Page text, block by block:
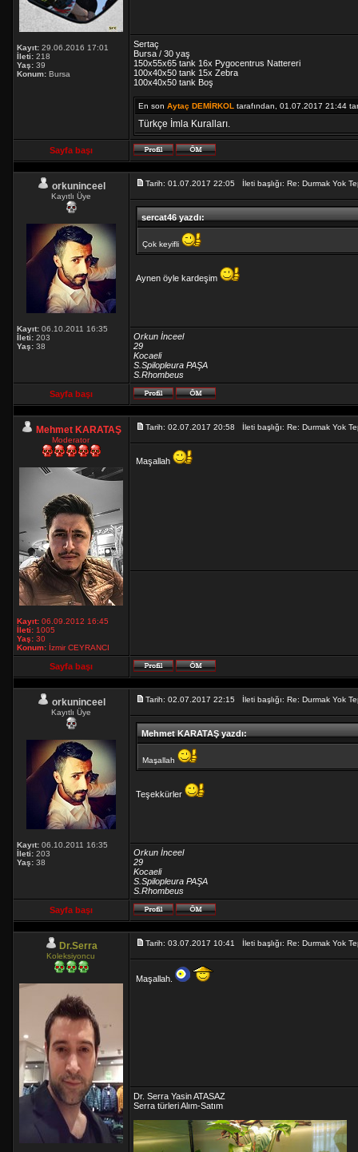
Kayıt: 29.06.2016 17:01
İleti: 218
Yaş: 39
Konum: Bursa
Sertaç
Bursa / 30 yaş
150x55x65 tank 16x Pygocentrus Nattereri
100x40x50 tank 15x Zebra
100x40x50 tank Boş
En son Aytaç DEMİRKOL tarafından, 01.07.2017 21:44
Türkçe İmla Kuralları.
Sayfa başı
orkuninceel
Kayıtlı Üye
Kayıt: 06.10.2011 16:35
İleti: 203
Yaş: 38
Tarih: 01.07.2017 22:05 İleti başlığı: Re: Durmak Yok
sercat46 yazdı:
Çok keyifli
Aynen öyle kardeşim
Orkun İnceel
29
Kocaeli
S.Spilopleura PAŞA
S.Rhombeus
Sayfa başı
Mehmet KARATAŞ
Moderator
Kayıt: 06.09.2012 16:45
İleti: 1005
Yaş: 30
Konum: İzmir CEYRANCI
Tarih: 02.07.2017 20:58 İleti başlığı: Re: Durmak Yok
Maşallah
Sayfa başı
orkuninceel
Kayıtlı Üye
Kayıt: 06.10.2011 16:35
İleti: 203
Yaş: 38
Tarih: 02.07.2017 22:15 İleti başlığı: Re: Durmak Yok
Mehmet KARATAŞ yazdı:
Maşallah
Teşekkürler
Orkun İnceel
29
Kocaeli
S.Spilopleura PAŞA
S.Rhombeus
Sayfa başı
Dr.Serra
Koleksiyoncu
Tarih: 03.07.2017 10:41 İleti başlığı: Re: Durmak Yok
Maşallah.
Dr. Serra Yasin ATASAZ
Serra türleri Alım-Satım